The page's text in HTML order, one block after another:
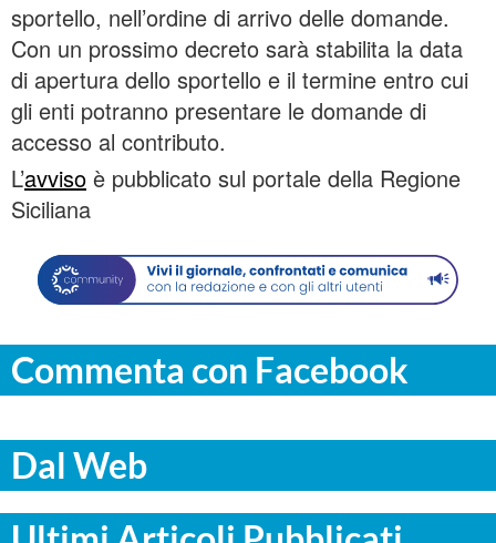
sportello, nell’ordine di arrivo delle domande.
Con un prossimo decreto sarà stabilita la data
di apertura dello sportello e il termine entro cui
gli enti potranno presentare le domande di
accesso al contributo.
L’avviso è pubblicato sul portale della Regione
Siciliana
Commenta con Facebook
Dal Web